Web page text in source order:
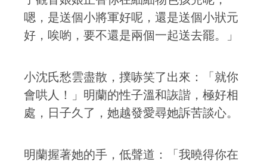
嗯，是送個小將軍好呢，還是送個小狀元
好，唉喲，要不還是兩個一起送去罷。」
小沈氏愁雲盡散，撲哧笑了出來：「就你
會哄人！」明蘭的性子溫和詼諧，極好相
處，日子久了，她越發愛尋她訴苦談心。
明蘭握著她的手，低聲道：「我曉得你在